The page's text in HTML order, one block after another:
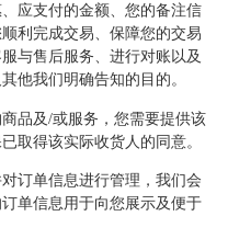
应支付的金额、您的备注信
利完成交易、保障您的交易
与售后服务、进行对账以及
他我们明确告知的目的。
品及/或服务，您需要提供该
取得该实际收货人的同意。
订单信息进行管理，我们会
单信息用于向您展示及便于